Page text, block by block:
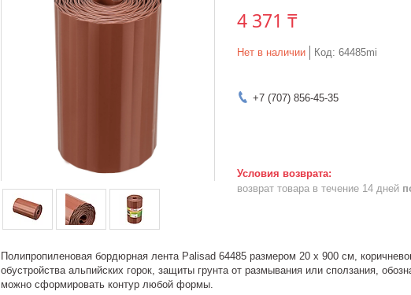
4 371 ₸
Нет в наличии Код: 64485mi
+7 (707) 856-45-35
возврат товара в течение 14 дней
Полипропиленовая бордюрная лента Palisad 64485 размером 20 х 900 см,
обустройства альпийских горок, защиты грунта от размывания или сползания,
можно сформировать контур любой формы.